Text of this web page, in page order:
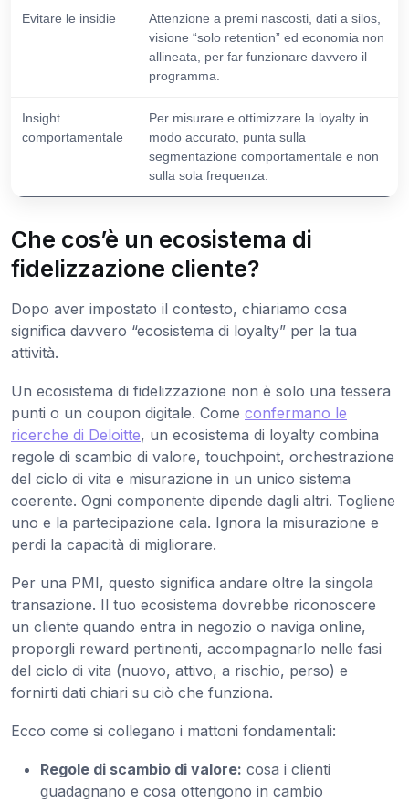
Evitare le insidie
Attenzione a premi nascosti, dati a silos,
visione “solo retention” ed economia non
allineata, per far funzionare davvero il
programma.
Insight
comportamentale
Per misurare e ottimizzare la loyalty in
modo accurato, punta sulla
segmentazione comportamentale e non
sulla sola frequenza.
Che cos’è un ecosistema di
fidelizzazione cliente?
Dopo aver impostato il contesto, chiariamo cosa
significa davvero “ecosistema di loyalty” per la tua
attività.
Un ecosistema di fidelizzazione non è solo una tessera
punti o un coupon digitale. Come confermano le
ricerche di Deloitte, un ecosistema di loyalty combina
regole di scambio di valore, touchpoint, orchestrazione
del ciclo di vita e misurazione in un unico sistema
coerente. Ogni componente dipende dagli altri. Togliene
uno e la partecipazione cala. Ignora la misurazione e
perdi la capacità di migliorare.
Per una PMI, questo significa andare oltre la singola
transazione. Il tuo ecosistema dovrebbe riconoscere
un cliente quando entra in negozio o naviga online,
proporgli reward pertinenti, accompagnarlo nelle fasi
del ciclo di vita (nuovo, attivo, a rischio, perso) e
fornirti dati chiari su ciò che funziona.
Ecco come si collegano i mattoni fondamentali:
Regole di scambio di valore: cosa i clienti
guadagnano e cosa ottengono in cambio